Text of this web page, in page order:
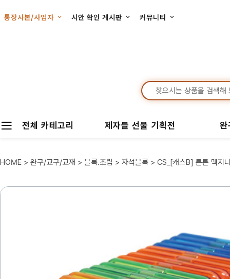
통장사본/사업자 시안 확인 게시판 커뮤니티
전체 카테고리 제자들 선물 기획전
HOME > 완구/교구/교재 > 블록.조립 > 자석블록 > CS_[캐스B] 튼튼 맥지